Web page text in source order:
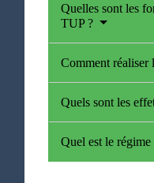
Quelles sont les
TUP ?
Comment réaliser
Quels sont les
Quel est le